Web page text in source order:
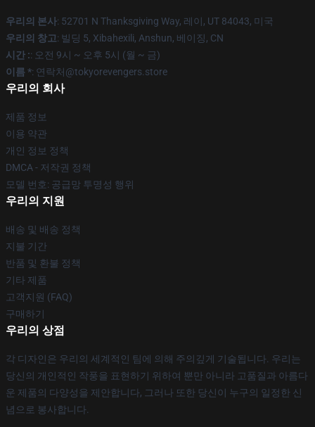
우리의 본사: 52701 N Thanksgiving Way, 레이, UT 84043, 미국
우리의 창고: 빌딩 5, Xibahexili, Anshun, 베이징, CN
시간 :: 오전 9시 ~ 오후 5시 (월 ~ 금)
이름 *: 연락처@tokyorevengers.store
우리의 회사
제품 정보
이용 약관
개인 정보 정책
DMCA - 저작권 정책
모델 번호: 공급망 투명성 행위
우리의 지원
배송 및 배송 정책
지불 기간
반품 및 환불 정책
기타 제품
고객지원 (FAQ)
구매하기
우리의 상점
각 디자인은 우리의 세계적인 팀에 의해 주의깊게 기술됩니다. 우리는
당신의 개인적인 작풍을 표현하기 위하여 뿐만 아니라 고품질과 아름다
운 제품의 다양성을 제안합니다, 그러나 또한 당신이 누구의 일정한 신
념으로 봉사합니다.